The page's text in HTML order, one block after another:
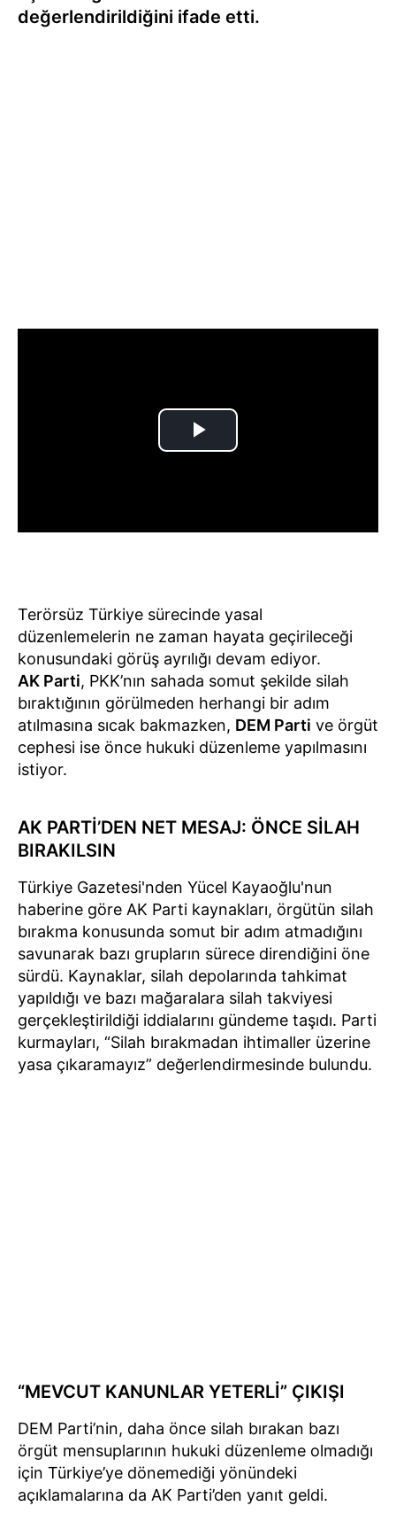
değerlendirildiğini ifade etti.
Terörsüz Türkiye sürecinde yasal
düzenlemelerin ne zaman hayata geçirileceği
konusundaki görüş ayrılığı devam ediyor.
AK Parti, PKK’nın sahada somut şekilde silah
bıraktığının görülmeden herhangi bir adım
atılmasına sıcak bakmazken, DEM Parti ve örgüt
cephesi ise önce hukuki düzenleme yapılmasını
istiyor.
AK PARTİ’DEN NET MESAJ: ÖNCE SİLAH
BIRAKILSIN
Türkiye Gazetesi'nden Yücel Kayaoğlu'nun
haberine göre AK Parti kaynakları, örgütün silah
bırakma konusunda somut bir adım atmadığını
savunarak bazı grupların sürece direndiğini öne
sürdü. Kaynaklar, silah depolarında tahkimat
yapıldığı ve bazı mağaralara silah takviyesi
gerçekleştirildiği iddialarını gündeme taşıdı. Parti
kurmayları, “Silah bırakmadan ihtimaller üzerine
yasa çıkaramayız” değerlendirmesinde bulundu.
“MEVCUT KANUNLAR YETERLİ” ÇIKIŞI
DEM Parti’nin, daha önce silah bırakan bazı
örgüt mensuplarının hukuki düzenleme olmadığı
için Türkiye’ye dönemediği yönündeki
açıklamalarına da AK Parti’den yanıt geldi.